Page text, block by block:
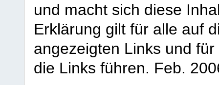
und macht sich diese
Erklärung gilt für alle auf
angezeigten Links und
die Links führen. Feb.